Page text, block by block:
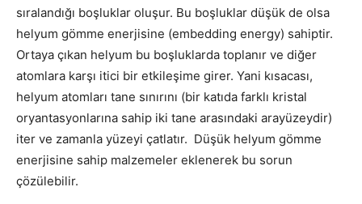
sıralandığı boşluklar oluşur. Bu boşluklar düşük de olsa
helyum gömme enerjisine (embedding energy) sahiptir.
Ortaya çıkan helyum bu boşluklarda toplanır ve diğer
atomlara karşı itici bir etkileşime girer. Yani kısacası,
helyum atomları tane sınırını (bir katıda farklı kristal
oryantasyonlarına sahip iki tane arasındaki arayüzeydir)
iter ve zamanla yüzeyi çatlatır. Düşük helyum gömme
enerjisine sahip malzemeler eklenerek bu sorun
çözülebilir.